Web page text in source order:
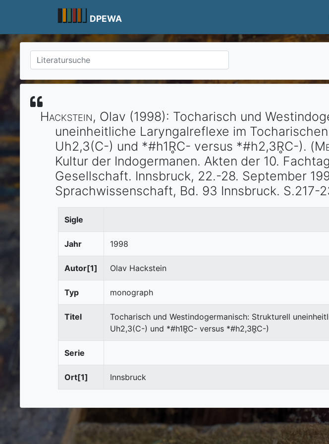
DPEWA
Hackstein, Olav (1998): Tocharisch und
uneinheitliche Laryngalreflexe im
Uh2,3(C-) und *#h1R̥C- versus *#h2,3R̥C-). (
Kultur der Indogermanen. Akten der 10.
Gesellschaft. Innsbruck, 22.-28. September
Sprachwissenschaft, Bd. 93 Innsbruck. S.217-
Sigle
Jahr 1998
Autor[1] Olav Hackstein
Typ monograph
Titel
Tocharisch und Westindogermanisch: Strukturell
Uh2,3(C-) und *#h1R̥C- versus *#h2,3R̥C-)
Serie
Ort[1] Innsbruck